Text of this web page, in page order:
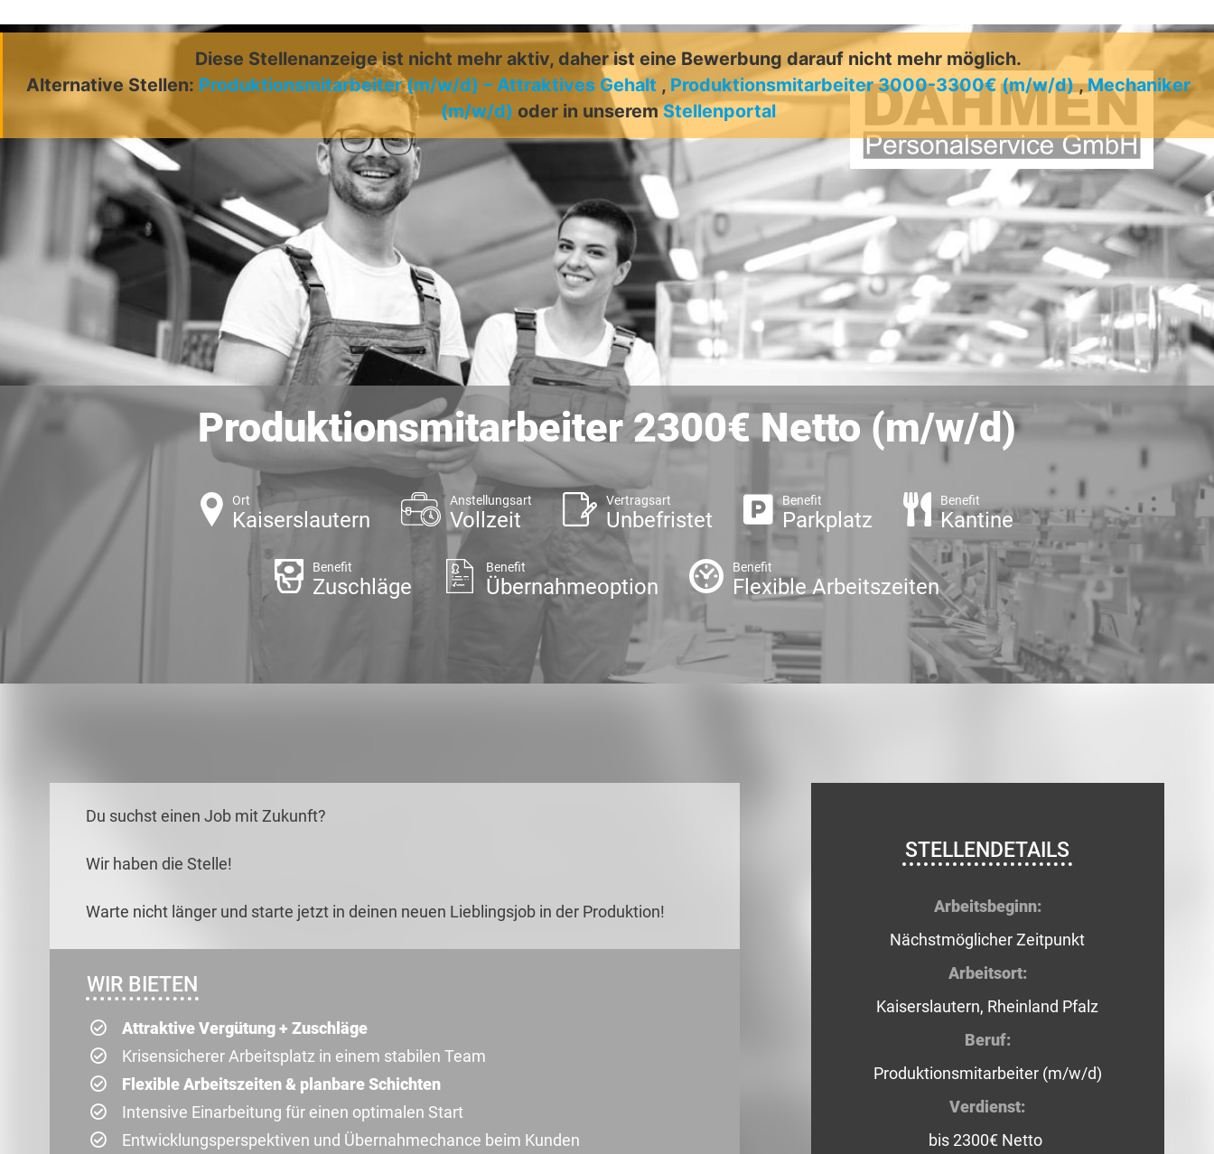
Diese Stellenanzeige ist nicht mehr aktiv, daher ist eine Bewerbung darauf nicht mehr möglich.
Alternative Stellen: Produktionsmitarbeiter (m/w/d) – Attraktives Gehalt , Produktionsmitarbeiter 3000-3300€ (m/w/d),Mechaniker
(m/w/d) oder in unseremStellenportal
Produktionsmitarbeiter 2300€ Netto (m/w/d)
Ort
Kaiserslautern
Anstellungsart
Vollzeit
Vertragsart
Unbefristet
Benefit
Parkplatz
Benefit
Kantine
Benefit
Zuschläge
Benefit
Übernahmeoption
Benefit
Flexible Arbeitszeiten
Du suchst einen Job mit Zukunft?
Wir haben die Stelle!
Warte nicht länger und starte jetzt in deinen neuen Lieblingsjob in der Produktion!
WIR BIETEN
Attraktive Vergütung + Zuschläge
Krisensicherer Arbeitsplatz in einem stabilen Team
Flexible Arbeitszeiten & planbare Schichten
Intensive Einarbeitung für einen optimalen Start
Entwicklungsperspektiven und Übernahmechance beim Kunden
STELLENDETAILS
Arbeitsbeginn:
Nächstmöglicher Zeitpunkt
Arbeitsort:
Kaiserslautern, Rheinland Pfalz
Beruf:
Produktionsmitarbeiter (m/w/d)
Verdienst:
bis 2300€ Netto